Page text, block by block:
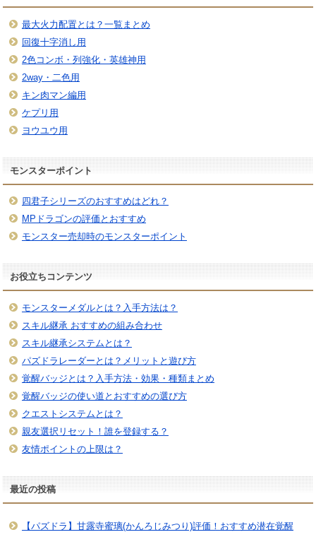
最大火力配置とは？一覧まとめ
回復十字消し用
2色コンボ・列強化・英雄神用
2way・二色用
キン肉マン編用
ケプリ用
ヨウユウ用
モンスターポイント
四君子シリーズのおすすめはどれ？
MPドラゴンの評価とおすすめ
モンスター売却時のモンスターポイント
お役立ちコンテンツ
モンスターメダルとは？入手方法は？
スキル継承 おすすめの組み合わせ
スキル継承システムとは？
パズドラレーダーとは？メリットと遊び方
覚醒バッジとは？入手方法・効果・種類まとめ
覚醒バッジの使い道とおすすめの選び方
クエストシステムとは？
親友選択リセット！誰を登録する？
友情ポイントの上限は？
最近の投稿
【パズドラ】甘露寺蜜璃(かんろじみつり)評価！おすすめ潜在覚醒